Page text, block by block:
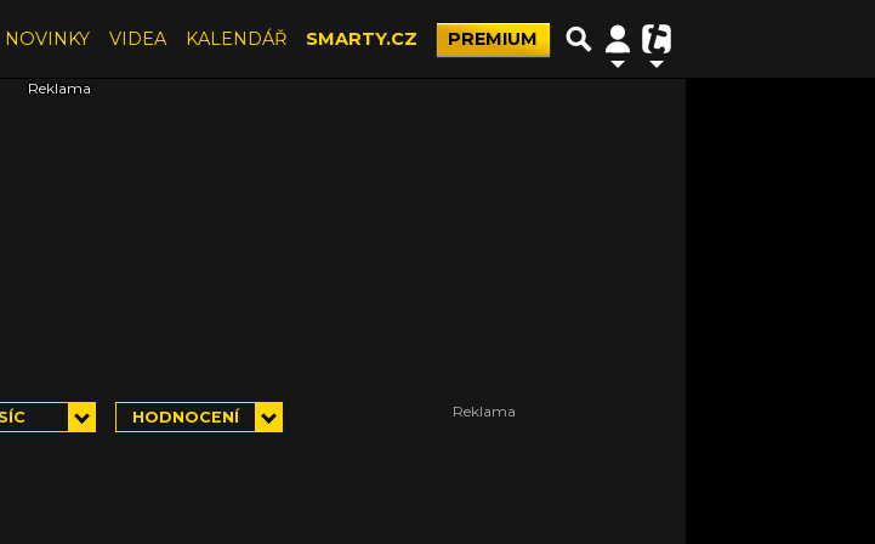
NOVINKY VIDEA KALENDÁŘ SMARTY.CZ PREMIUM
HODNOCENÍ